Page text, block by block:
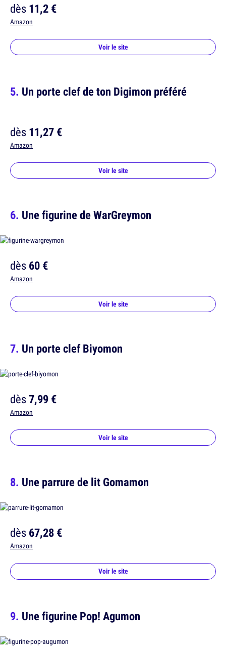
dès11,2 €
Amazon
Voir le site
Un porte clef de ton Digimon préféré
dès11,27 €
Amazon
Voir le site
Une figurine de WarGreymon
dès60 €
Amazon
Voir le site
Un porte clef Biyomon
dès7,99 €
Amazon
Voir le site
Une parrure de lit Gomamon
dès67,28 €
Amazon
Voir le site
Une figurine Pop! Agumon